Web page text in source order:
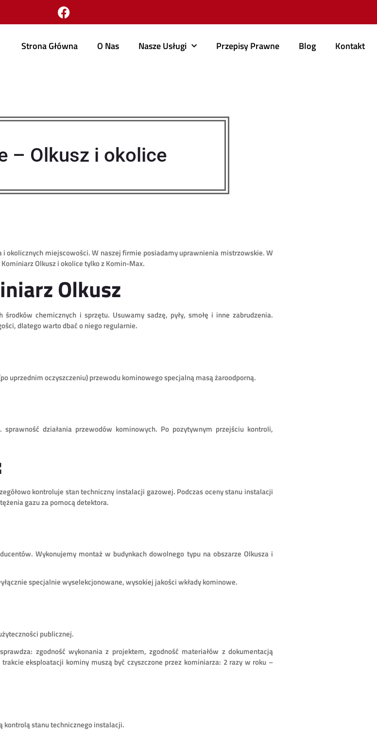
Strona Główna O Nas Nasze Usługi Przepisy Prawne Blog Kontakt
– Olkusz i okolice
okolicznych miejscowości. W naszej firmie posiadamy uprawnienia mistrzowskie. W
Olkusz i okolice tylko z Komin-Max.
Olkusz
chemicznych i sprzętu. Usuwamy sadzę, pyły, smołę i inne zabrudzenia.
dlatego warto dbać o niego regularnie.
uprzednim oczyszczeniu) przewodu kominowego specjalną masą żaroodporną.
działania przewodów kominowych. Po pozytywnym przejściu kontroli,
kontroluje stan techniczny instalacji gazowej. Podczas oceny stanu instalacji
gazu za pomocą detektora.
Wykonujemy montaż w budynkach dowolnego typu na obszarze Olkusza i
specjalnie wyselekcjonowane, wysokiej jakości wkłady kominowe.
publicznej.
zgodność wykonania z projektem, zgodność materiałów z dokumentacją
eksploatacji kominy muszą być czyszczone przez kominiarza: 2 razy w roku –
kontrolą stanu technicznego instalacji.